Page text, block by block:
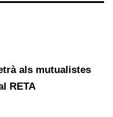
als mutualistes
RETA